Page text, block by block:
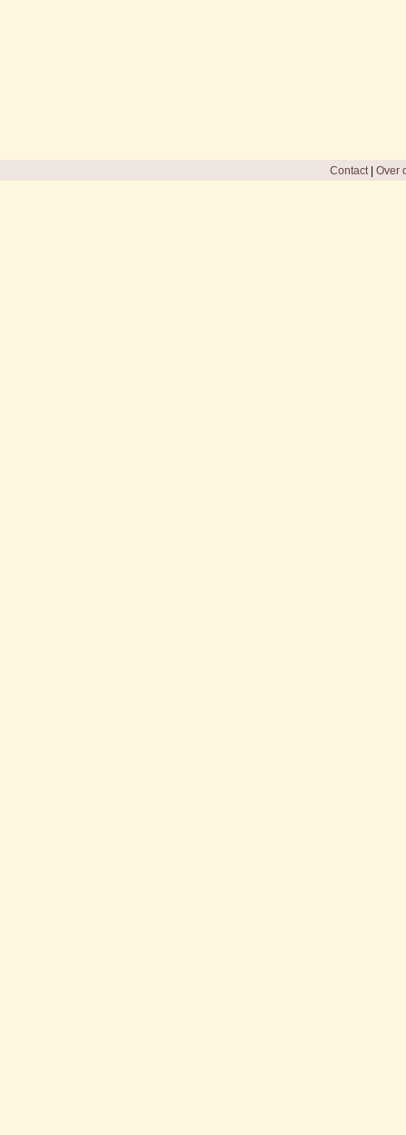
Contact| Over